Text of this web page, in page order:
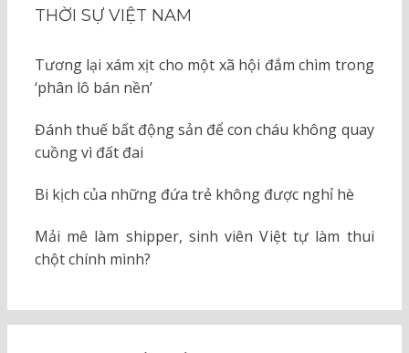
THỜI SỰ VIỆT NAM
Tương lại xám xịt cho một xã hội đắm chìm trong
‘phân lô bán nền’
Đánh thuế bất động sản để con cháu không quay
cuồng vì đất đai
Bi kịch của những đứa trẻ không được nghỉ hè
Mải mê làm shipper, sinh viên Việt tự làm thui
chột chính mình?